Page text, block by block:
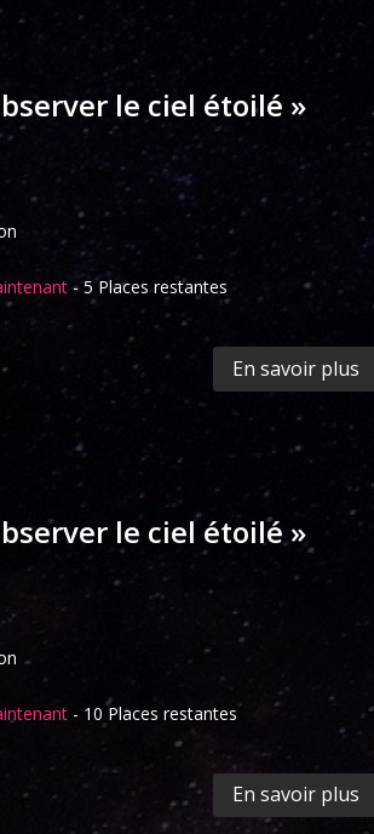
le ciel étoilé »
- 5 Places restantes
En savoir plus
le ciel étoilé »
- 10 Places restantes
En savoir plus